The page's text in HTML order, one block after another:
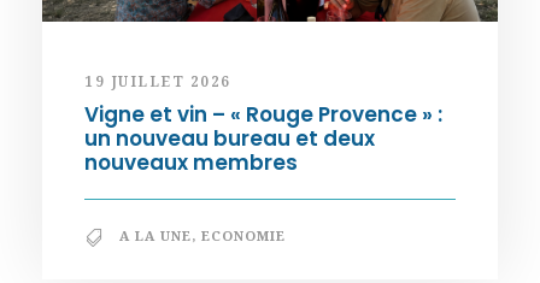
19 JUILLET 2026
Vigne et vin – « Rouge Provence » :
un nouveau bureau et deux
nouveaux membres
A LA UNE, ECONOMIE